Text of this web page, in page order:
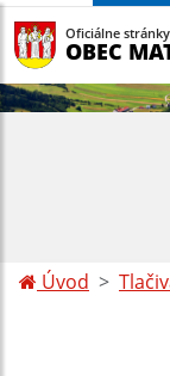
Oficiálne stránky
OBEC
Úvod